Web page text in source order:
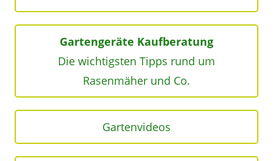
Gartengeräte Kaufberatung
Die wichtigsten Tipps rund um
Rasenmäher und Co.
Gartenvideos